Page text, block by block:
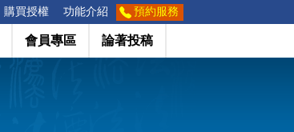
購買授權 功能介紹 預約服務
會員專區 論著投稿